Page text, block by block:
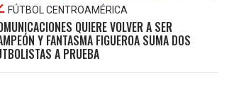
FÚTBOL CENTROAMÉRICA
QUIERE VOLVER A SER
Y FANTASMA FIGUEROA SUMA DOS
A PRUEBA